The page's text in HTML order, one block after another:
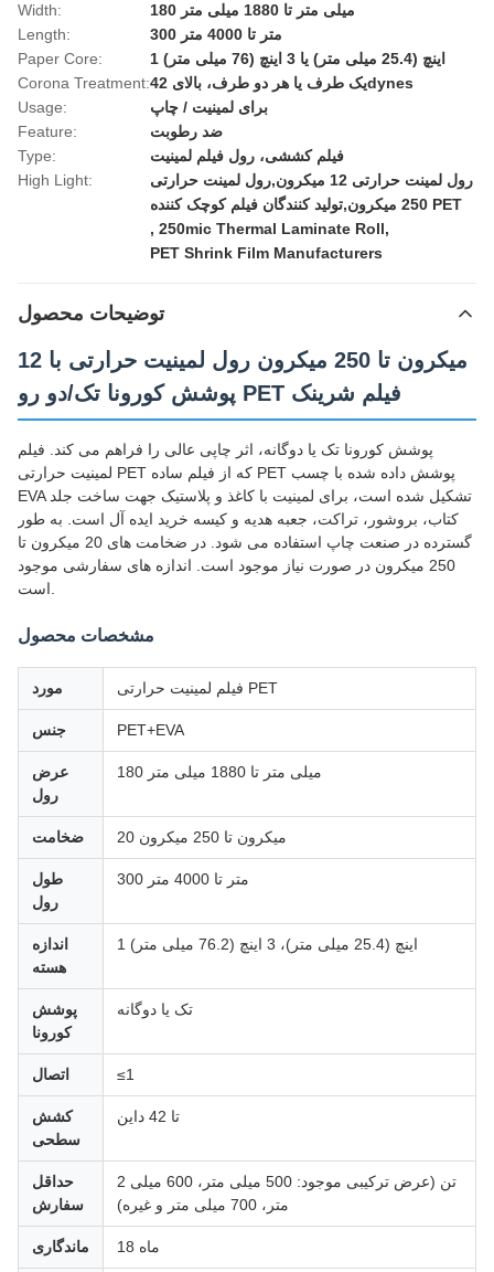
Width:
180 میلی متر تا 1880 میلی متر
Length:
300 متر تا 4000 متر
Paper Core:
1 اینچ (25.4 میلی متر) یا 3 اینچ (76 میلی متر)
Corona Treatment:
یک طرف یا هر دو طرف، بالای 42dynes
Usage:
برای لمینیت / چاپ
Feature:
ضد رطوبت
Type:
فیلم کششی، رول فیلم لمینیت
High Light:
رول لمینت حرارتی 12 میکرون,رول لمینت حرارتی
250 میکرون,تولید کنندگان فیلم کوچک کننده PET
, 250mic Thermal Laminate Roll,
PET Shrink Film Manufacturers
توضیحات محصول
12 میکرون تا 250 میکرون رول لمینیت حرارتی با
پوشش کورونا تک/دو رو PET فیلم شرینک
پوشش کورونا تک یا دوگانه، اثر چاپی عالی را فراهم می کند. فیلم
لمینیت حرارتی PET که از فیلم ساده PET پوشش داده شده با چسب
EVA تشکیل شده است، برای لمینیت با کاغذ و پلاستیک جهت ساخت جلد
کتاب، بروشور، تراکت، جعبه هدیه و کیسه خرید ایده آل است. به طور
گسترده در صنعت چاپ استفاده می شود. در ضخامت های 20 میکرون تا
250 میکرون در صورت نیاز موجود است. اندازه های سفارشی موجود
مشخصات محصول
مورد فیلم لمینیت حرارتی PET
جنس PET+EVA
عرض
رول
180 میلی متر تا 1880 میلی متر
ضخامت 20 میکرون تا 250 میکرون
طول
رول
300 متر تا 4000 متر
اندازه
هسته
1 اینچ (25.4 میلی متر)، 3 اینچ (76.2 میلی متر)
پوشش
کورونا
تک یا دوگانه
اتصال ≤1
کشش
سطحی
تا 42 داین
حداقل
سفارش
2 تن (عرض ترکیبی موجود: 500 میلی متر، 600 میلی
متر، 700 میلی متر و غیره)
ماندگاری 18 ماه